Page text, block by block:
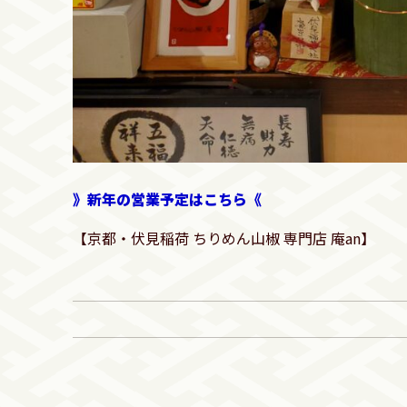
》新年の営業予定はこちら《
【京都・伏見稲荷 ちりめん山椒 専門店 庵an】